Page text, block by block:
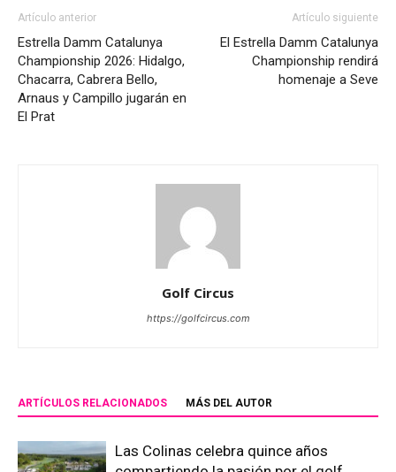
Artículo anterior
Estrella Damm Catalunya
Championship 2026: Hidalgo,
Chacarra, Cabrera Bello,
Arnaus y Campillo jugarán en
El Prat
Artículo siguiente
El Estrella Damm Catalunya
Championship rendirá
homenaje a Seve
Golf Circus
https://golfcircus.com
ARTÍCULOS RELACIONADOS MÁS DEL AUTOR
Las Colinas celebra quince años